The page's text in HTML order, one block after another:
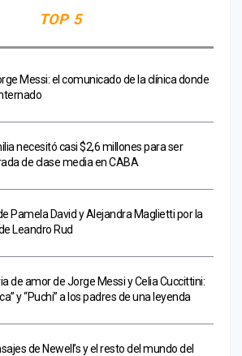
TOP 5
Messi: el comunicado de la clínica donde
necesitó casi $2,6 millones para ser
de clase media en CABA
Pamela David y Alejandra Maglietti por la
Leandro Rud
de amor de Jorge Messi y Celia Cuccittini:
y “Puchi” a los padres de una leyenda
de Newell’s y el resto del mundo del